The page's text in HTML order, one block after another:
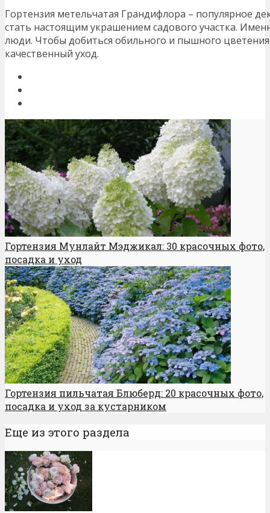
Гортензия метельчатая Грандифлора – популярное
стать настоящим украшением садового участка.
люди. Чтобы добиться обильного и пышного
качественный уход.
Гортензия Мунлайт Мэджикал: 30 красочных фото,
посадка и уход
Гортензия пильчатая Блюберд: 20 красочных фото,
посадка и уход за кустарником
Еще из этого раздела